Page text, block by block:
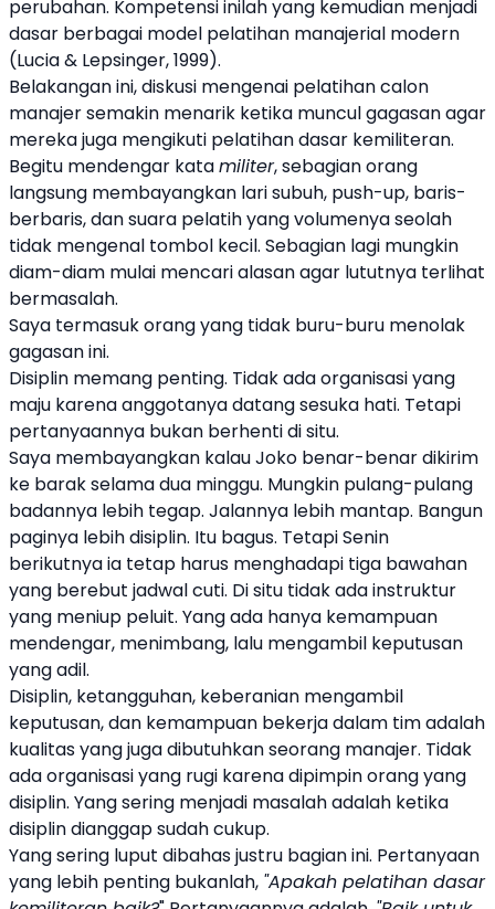
perubahan. Kompetensi inilah yang kemudian menjadi
dasar berbagai model pelatihan manajerial modern
(Lucia & Lepsinger, 1999).
Belakangan ini, diskusi mengenai pelatihan calon
manajer semakin menarik ketika muncul gagasan agar
mereka juga mengikuti pelatihan dasar kemiliteran.
Begitu mendengar katamiliter, sebagian orang
langsung membayangkan lari subuh, push-up, baris-
berbaris, dan suara pelatih yang volumenya seolah
tidak mengenal tombol kecil. Sebagian lagi mungkin
diam-diam mulai mencari alasan agar lututnya terlihat
bermasalah.
Saya termasuk orang yang tidak buru-buru menolak
gagasan ini.
Disiplin memang penting. Tidak ada organisasi yang
maju karena anggotanya datang sesuka hati. Tetapi
pertanyaannya bukan berhenti di situ.
Saya membayangkan kalau Joko benar-benar dikirim
ke barak selama dua minggu. Mungkin pulang-pulang
badannya lebih tegap. Jalannya lebih mantap. Bangun
paginya lebih disiplin. Itu bagus. Tetapi Senin
berikutnya ia tetap harus menghadapi tiga bawahan
yang berebut jadwal cuti. Di situ tidak ada instruktur
yang meniup peluit. Yang ada hanya kemampuan
mendengar, menimbang, lalu mengambil keputusan
yang adil.
Disiplin, ketangguhan, keberanian mengambil
keputusan, dan kemampuan bekerja dalam tim adalah
kualitas yang juga dibutuhkan seorang manajer. Tidak
ada organisasi yang rugi karena dipimpin orang yang
disiplin. Yang sering menjadi masalah adalah ketika
disiplin dianggap sudah cukup.
Yang sering luput dibahas justru bagian ini. Pertanyaan
yang lebih penting bukanlah, "Apakah pelatihan dasar